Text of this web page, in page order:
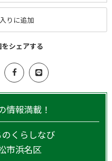
りに追加
シェアする
情報満載！
くらしなび
市浜名区